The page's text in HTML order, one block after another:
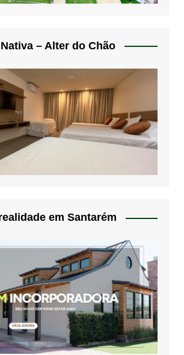
– Alter do Chão
em Santarém